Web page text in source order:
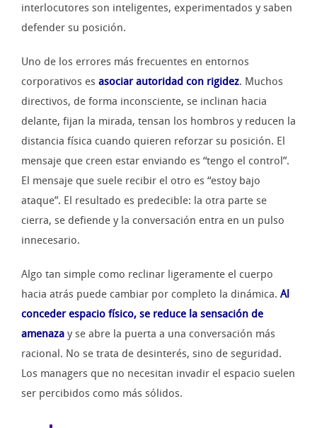
interlocutores son inteligentes, experimentados y saben
defender su posición.
Uno de los errores más frecuentes en entornos
corporativos es asociar autoridad con rigidez. Muchos
directivos, de forma inconsciente, se inclinan hacia
delante, fijan la mirada, tensan los hombros y reducen la
distancia física cuando quieren reforzar su posición. El
mensaje que creen estar enviando es “tengo el control”.
El mensaje que suele recibir el otro es “estoy bajo
ataque”. El resultado es predecible: la otra parte se
cierra, se defiende y la conversación entra en un pulso
innecesario.
Algo tan simple como reclinar ligeramente el cuerpo
hacia atrás puede cambiar por completo la dinámica. Al
conceder espacio físico, se reduce la sensación de
amenaza y se abre la puerta a una conversación más
racional. No se trata de desinterés, sino de seguridad.
Los managers que no necesitan invadir el espacio suelen
ser percibidos como más sólidos.